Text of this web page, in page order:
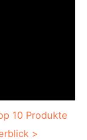
10 Produkte
>